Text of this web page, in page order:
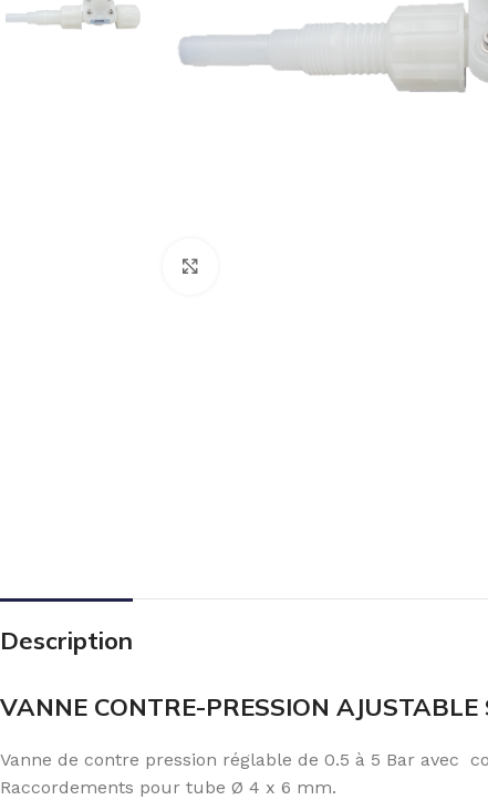
Description
VANNE CONTRE-PRESSION
Vanne de contre pression réglable de 0.5 à 5 Bar avec
Raccordements pour tube Ø 4 x 6 mm.